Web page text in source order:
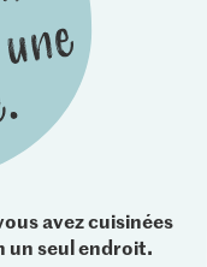
avez cuisinées
un seul endroit.